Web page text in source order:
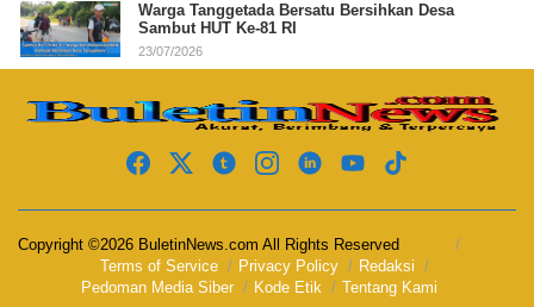
Warga Tanggetada Bersatu Bersihkan Desa
Sambut HUT Ke-81 RI
23/07/2026
Copyright ©2026 BuletinNews.com All Rights Reserved
Terms of Service
Privacy Policy
Redaksi
Pedoman Media Siber
Kode Etik Tentang Kami